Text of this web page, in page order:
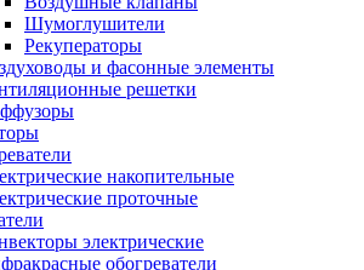
Шумоглушители
Рекуператоры
и фасонные элементы
решетки
накопительные
проточные
электрические
обогреватели